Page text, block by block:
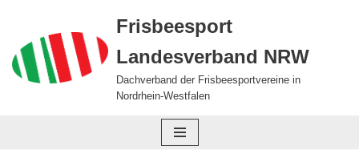
Zum
Inhalt
springen
Frisbeesport
Landesverband NRW
Dachverband der Frisbeesportvereine in
Nordrhein-Westfalen